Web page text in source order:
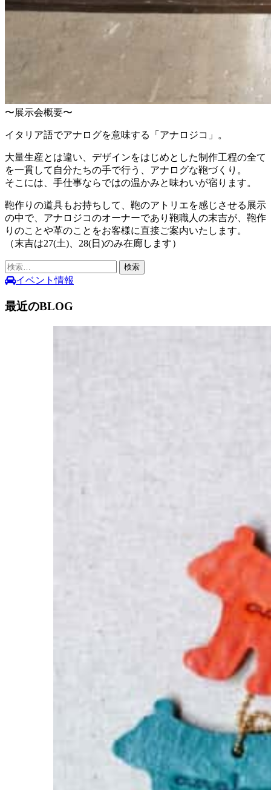
〜展示会概要〜
イタリア語でアナログを意味する「アナロジコ」。
大量生産とは違い、デザインをはじめとした制作工程の全て
を一貫して自分たちの手で行う、アナログな鞄づくり。
そこには、手仕事ならではの温かみと味わいが宿ります。
鞄作りの道具もお持ちして、鞄のアトリエを感じさせる展示
の中で、アナロジコのオーナーであり鞄職人の末吉が、鞄作
りのことや革のことをお客様に直接ご案内いたします。
（末吉は27(土)、28(日)のみ在廊します）
検
索:イベント情報
最近のBLOG